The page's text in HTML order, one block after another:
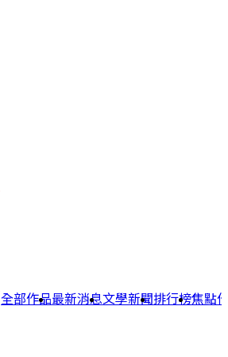
全部作品最新消息文學新聞排行榜焦點